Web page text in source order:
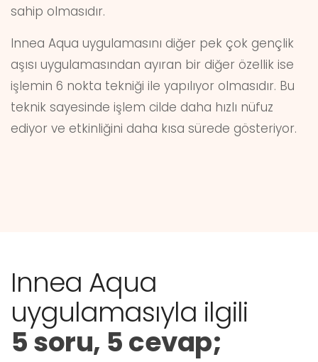
sahip olmasıdır.
Innea Aqua uygulamasını diğer pek çok gençlik
aşısı uygulamasından ayıran bir diğer özellik ise
işlemin 6 nokta tekniği ile yapılıyor olmasıdır. Bu
teknik sayesinde işlem cilde daha hızlı nüfuz
ediyor ve etkinliğini daha kısa sürede gösteriyor.
Innea Aqua
uygulamasıyla ilgili
5 soru, 5 cevap;